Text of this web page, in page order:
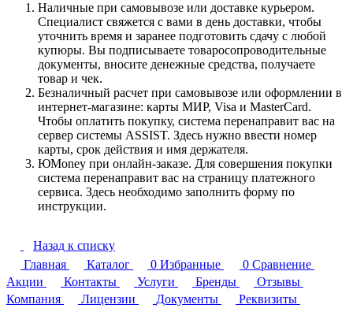
Наличные при самовывозе или доставке курьером.
Специалист свяжется с вами в день доставки, чтобы
уточнить время и заранее подготовить сдачу с любой
купюры. Вы подписываете товаросопроводительные
документы, вносите денежные средства, получаете
товар и чек.
Безналичный расчет при самовывозе или оформлении в
интернет-магазине: карты МИР, Visa и MasterCard.
Чтобы оплатить покупку, система перенаправит вас на
сервер системы ASSIST. Здесь нужно ввести номер
карты, срок действия и имя держателя.
ЮMoney при онлайн-заказе. Для совершения покупки
система перенаправит вас на страницу платежного
сервиса. Здесь необходимо заполнить форму по
инструкции.
Назад к списку
Главная
Каталог 0 Избранные 0 Сравнение
Акции
Контакты Услуги Бренды
Отзывы
Компания
Лицензии Документы
Реквизиты